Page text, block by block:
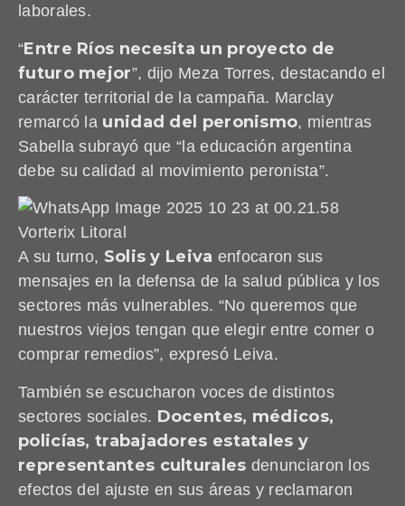
laborales.
“Entre Ríos necesita un proyecto de
futuro mejor”, dijo Meza Torres, destacando el
carácter territorial de la campaña. Marclay
remarcó la unidad del peronismo, mientras
Sabella subrayó que “la educación argentina
debe su calidad al movimiento peronista”.
A su turno, Solis y Leiva enfocaron sus
mensajes en la defensa de la salud pública y los
sectores más vulnerables. “No queremos que
nuestros viejos tengan que elegir entre comer o
comprar remedios”, expresó Leiva.
También se escucharon voces de distintos
sectores sociales. Docentes, médicos,
policías, trabajadores estatales y
representantes culturales denunciaron los
efectos del ajuste en sus áreas y reclamaron